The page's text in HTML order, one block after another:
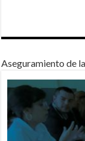
Aseguramiento de